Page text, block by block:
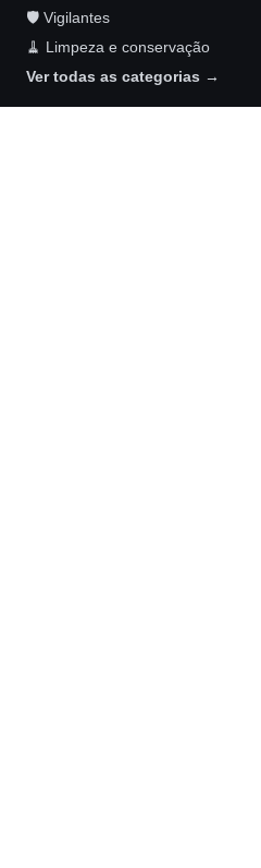
🛡️ Vigilantes
🧹 Limpeza e conservação
Ver todas as categorias →